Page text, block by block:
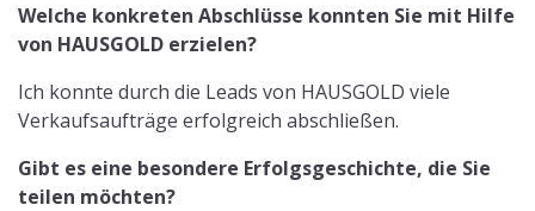
Welche konkreten Abschlüsse konnten Sie mit Hilfe
von HAUSGOLD erzielen?
Ich konnte durch die Leads von HAUSGOLD viele
Verkaufsaufträge erfolgreich abschließen.
Gibt es eine besondere Erfolgsgeschichte, die Sie
teilen möchten?